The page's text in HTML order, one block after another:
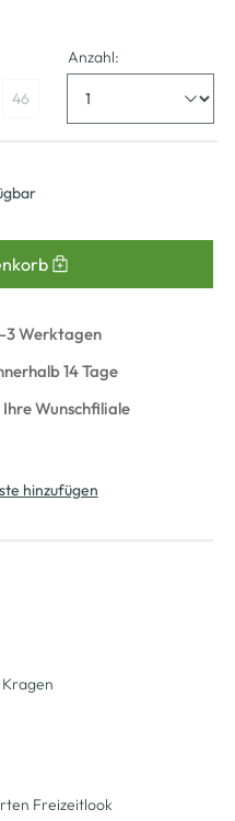
46
Anzahl:
Werktagen
14 Tage
Wunschfiliale
hinzufügen
Freizeitlook